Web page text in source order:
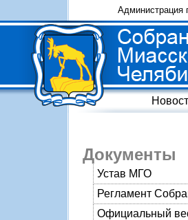
Администрация
Документы
Устав МГО
Регламент
Официальный